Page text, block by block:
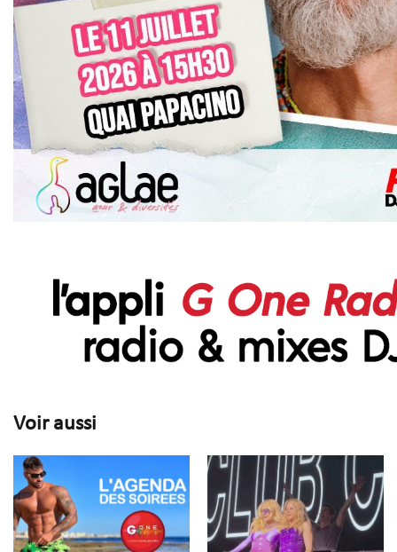
Voir aussi